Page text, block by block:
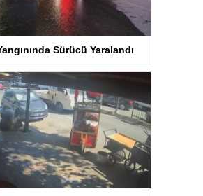
Sürücü Yaralandı